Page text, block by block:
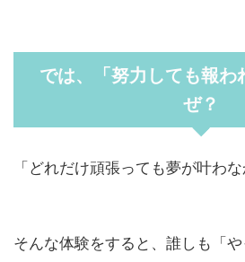
では、「努力しても報わ
ぜ？
「どれだけ頑張っても夢が叶わ
そんな体験をすると、誰しも「